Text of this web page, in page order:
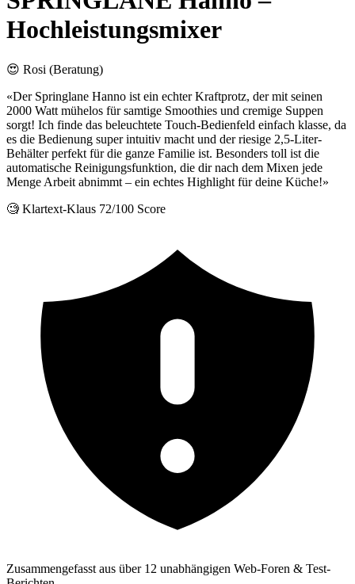
Hochleistungsmixer
😍 Rosi (Beratung)
«Der Springlane Hanno ist ein echter Kraftprotz, der mit seinen
2000 Watt mühelos für samtige Smoothies und cremige Suppen
sorgt! Ich finde das beleuchtete Touch-Bedienfeld einfach klasse, da
es die Bedienung super intuitiv macht und der riesige 2,5-Liter-
Behälter perfekt für die ganze Familie ist. Besonders toll ist die
automatische Reinigungsfunktion, die dir nach dem Mixen jede
Menge Arbeit abnimmt – ein echtes Highlight für deine Küche!»
🧐 Klartext-Klaus 72/100 Score
Zusammengefasst aus über 12 unabhängigen Web-Foren & Test-